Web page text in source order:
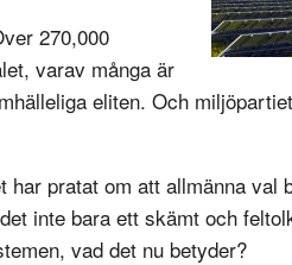
270,000
varav många är
eliten. Och
har pratat om att allmänna val
inte bara ett skämt och
vad det nu betyder?